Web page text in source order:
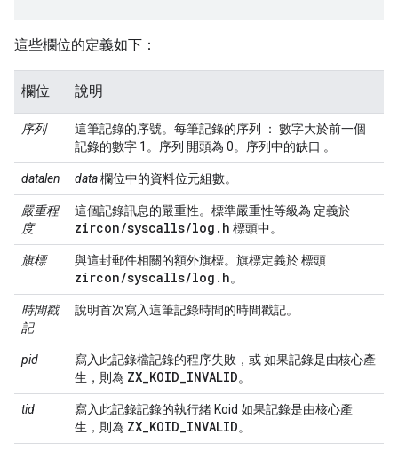
這些欄位的定義如下：
欄位 說明
序列
這筆記錄的序號。每筆記錄的序列 ： 數字大於前一個
記錄的數字 1。序列 開頭為 0。序列中的缺口 。
datalen data欄位中的資料位元組數。
嚴重程
度
這個記錄訊息的嚴重性。標準嚴重性等級為 定義於
zircon/syscalls/log . h 標頭中。
旗標 與這封郵件相關的額外旗標。旗標定義於 標頭
zircon/syscalls/log . h。
時間戳
記
說明首次寫入這筆記錄時間的時間戳記。
pid
寫入此記錄檔記錄的程序失敗，或 如果記錄是由核心產
生，則為 ZX_KOID_INVALID。
tid
寫入此記錄記錄的執行緒 Koid 如果記錄是由核心產
生，則為 ZX_KOID_INVALID。